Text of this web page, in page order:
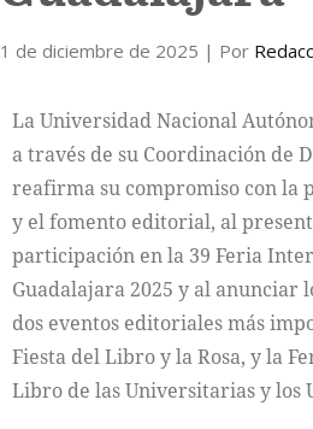
1 de diciembre de 2025 | Por
La Universidad Nacional
a través de su Coordinación de
reafirma su compromiso con la
y el fomento editorial, al
participación en la 39 Feria
Guadalajara 2025 y al anunciar
dos eventos editoriales más
Fiesta del Libro y la Rosa, y la
Libro de las Universitarias y los